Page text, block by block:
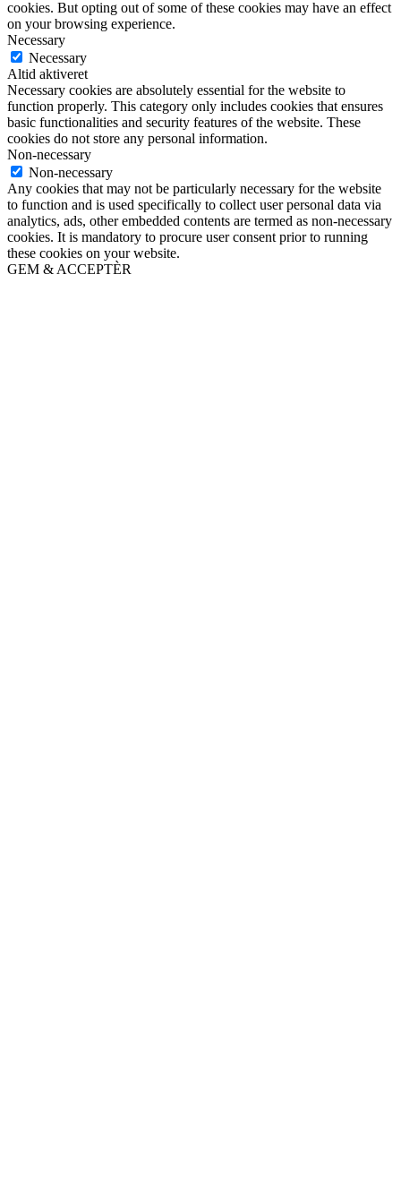
cookies. But opting out of some of these cookies may have an effect
on your browsing experience.
Necessary
Necessary
Altid aktiveret
Necessary cookies are absolutely essential for the website to
function properly. This category only includes cookies that ensures
basic functionalities and security features of the website. These
cookies do not store any personal information.
Non-necessary
Non-necessary
Any cookies that may not be particularly necessary for the website
to function and is used specifically to collect user personal data via
analytics, ads, other embedded contents are termed as non-necessary
cookies. It is mandatory to procure user consent prior to running
these cookies on your website.
GEM & ACCEPTÈR